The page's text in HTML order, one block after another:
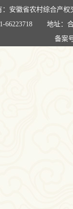
：安徽省农村综合产权
66223718
地址：
备案